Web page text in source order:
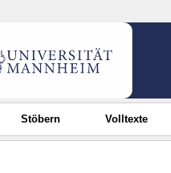
Stöbern Volltexte